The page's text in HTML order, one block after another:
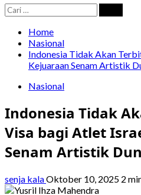
Cari
untuk:
Home
Nasional
Indonesia Tidak Akan
Kejuaraan Senam Artistik
Nasional
Indonesia Tidak
Visa bagi Atlet
Senam Artistik
senja kalaOktober 10, 2025 2